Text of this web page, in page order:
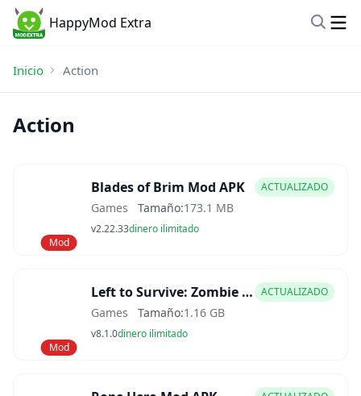
HappyMod Extra
Inicio Action
Action
Mod
Blades of Brim Mod APK ACTUALIZADO
Games Tamaño:173.1 MB
v2.22.33dinero ilimitado
Mod
Left to Survive: Zombie Games Mod APK ACTUALIZADO
Games Tamaño:1.16 GB
v8.1.0dinero ilimitado